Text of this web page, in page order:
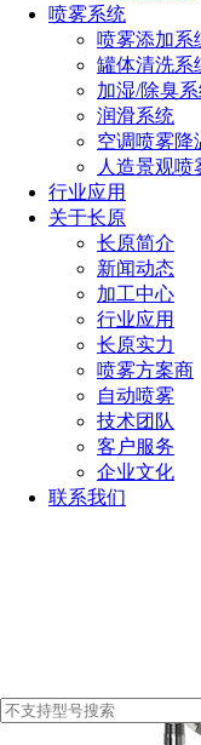
喷雾系统
喷雾添加系
罐体清洗系
加湿/除臭
润滑系统
空调喷雾降
人造景观喷
行业应用
关于长原
长原简介
新闻动态
加工中心
行业应用
长原实力
喷雾方案商
自动喷雾
技术团队
客户服务
企业文化
联系我们
上一篇： 储罐清洗球
下一篇： 开口小的釜
热门文章
喷嘴规格型号
喷嘴的规格和型
消防喷头型号类
选型技巧）
喷雾器喷头的
用）
喷头的种类有